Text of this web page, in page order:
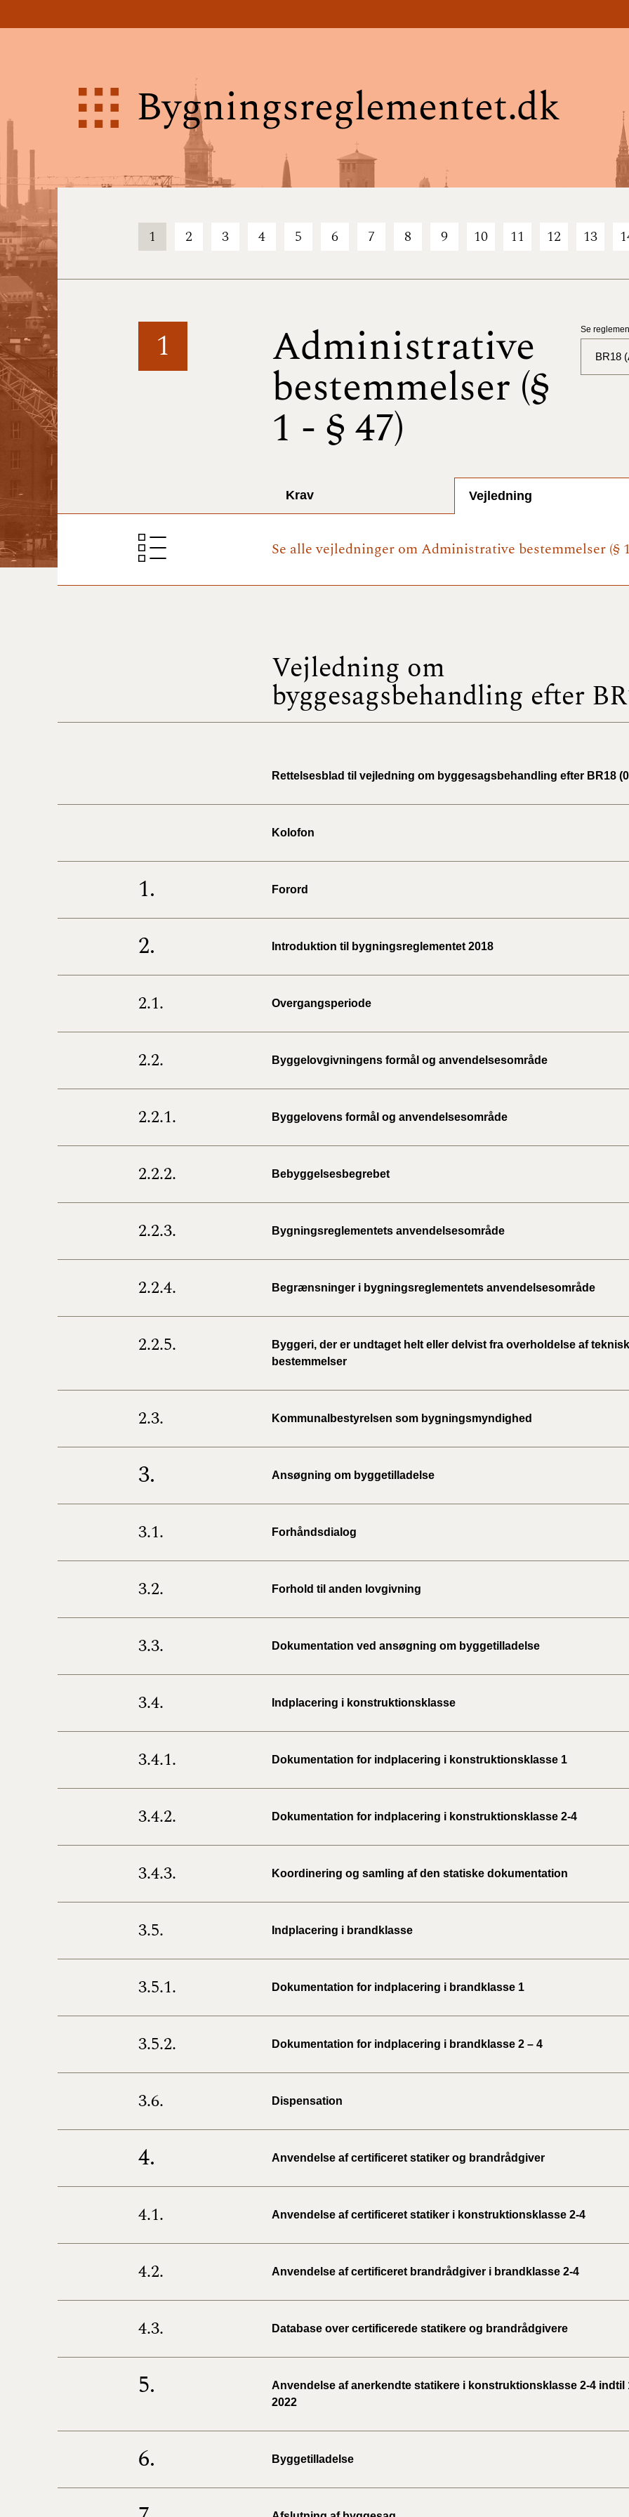
Bygningsreglementet.dk
1 2 3 4 5 6 7 8 9 10 11 12 13
1 Administrative
bestemmelser (§
1 - § 47)
Se
BR18
BR18
2022)
2022)
BR18
Krav Vejledning
Se alle vejledninger om Administrative bestemmelser (§
Vejledning om
byggesagsbehandling efter
Rettelsesblad til vejledning om byggesagsbehandling efter BR18
Kolofon
1. Forord
2. Introduktion til bygningsreglementet 2018
2.1. Overgangsperiode
2.2. Byggelovgivningens formål og anvendelsesområde
2.2.1. Byggelovens formål og anvendelsesområde
2.2.2. Bebyggelsesbegrebet
2.2.3. Bygningsreglementets anvendelsesområde
2.2.4. Begrænsninger i bygningsreglementets anvendelsesområde
2.2.5.
Byggeri, der er undtaget helt eller delvist fra overholdelse af
bestemmelser
2.3. Kommunalbestyrelsen som bygningsmyndighed
3. Ansøgning om byggetilladelse
3.1. Forhåndsdialog
3.2. Forhold til anden lovgivning
3.3. Dokumentation ved ansøgning om byggetilladelse
3.4. Indplacering i konstruktionsklasse
3.4.1. Dokumentation for indplacering i konstruktionsklasse 1
3.4.2. Dokumentation for indplacering i konstruktionsklasse 2-4
3.4.3. Koordinering og samling af den statiske dokumentation
3.5. Indplacering i brandklasse
3.5.1. Dokumentation for indplacering i brandklasse 1
3.5.2. Dokumentation for indplacering i brandklasse 2 – 4
3.6. Dispensation
4. Anvendelse af certificeret statiker og brandrådgiver
4.1. Anvendelse af certificeret statiker i konstruktionsklasse 2-4
4.2. Anvendelse af certificeret brandrådgiver i brandklasse 2-4
4.3. Database over certificerede statikere og brandrådgivere
5.
Anvendelse af anerkendte statikere i konstruktionsklasse 2-4 indtil
2022
6. Byggetilladelse